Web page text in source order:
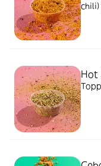
chili)
Hot